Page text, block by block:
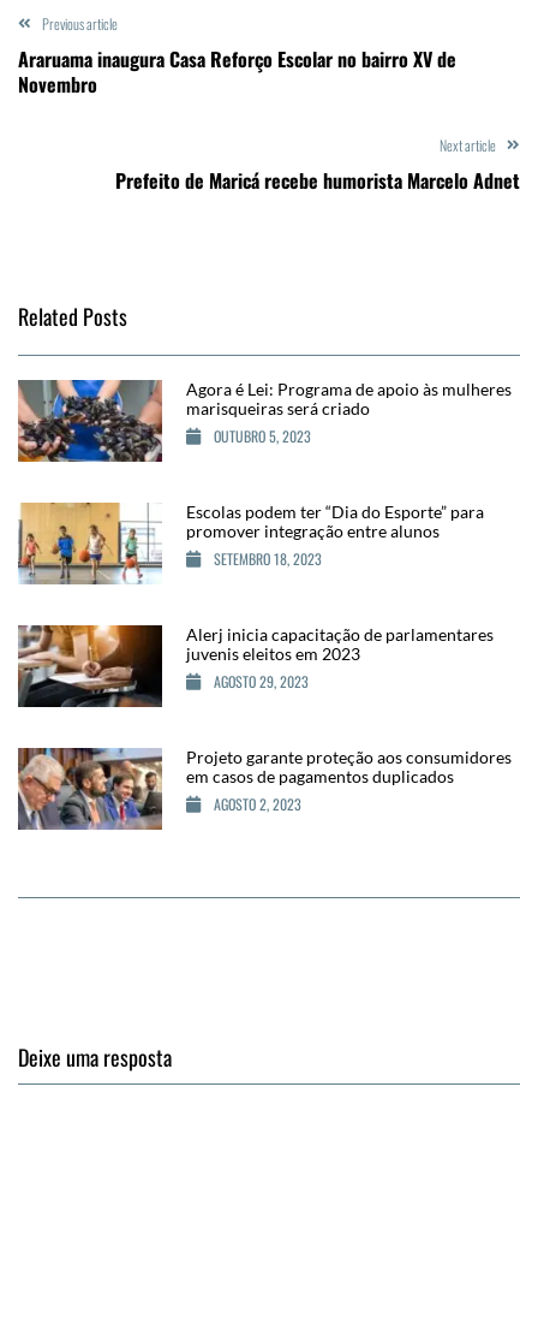
Previous article
Araruama inaugura Casa Reforço Escolar no bairro XV de
Novembro
Next article
Prefeito de Maricá recebe humorista Marcelo Adnet
Related Posts
Agora é Lei: Programa de apoio às mulheres
marisqueiras será criado
OUTUBRO 5, 2023
Escolas podem ter “Dia do Esporte” para
promover integração entre alunos
SETEMBRO 18, 2023
Alerj inicia capacitação de parlamentares
juvenis eleitos em 2023
AGOSTO 29, 2023
Projeto garante proteção aos consumidores
em casos de pagamentos duplicados
AGOSTO 2, 2023
Deixe uma resposta